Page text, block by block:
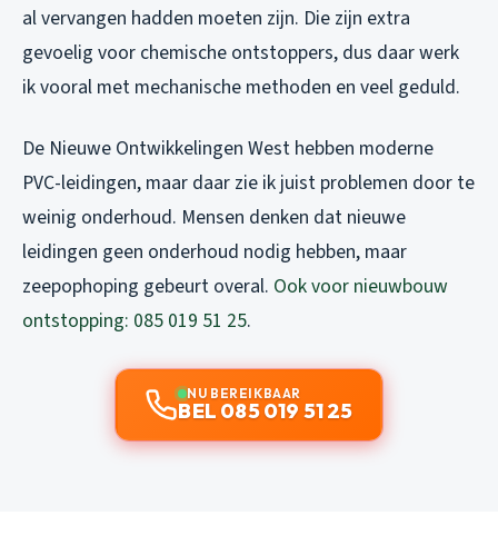
al vervangen hadden moeten zijn. Die zijn extra
gevoelig voor chemische ontstoppers, dus daar werk
ik vooral met mechanische methoden en veel geduld.
De Nieuwe Ontwikkelingen West hebben moderne
PVC-leidingen, maar daar zie ik juist problemen door te
weinig onderhoud. Mensen denken dat nieuwe
leidingen geen onderhoud nodig hebben, maar
zeepophoping gebeurt overal. Ook voor nieuwbouw
ontstopping: 085 019 51 25.
NU BEREIKBAAR
BEL 085 019 51 25